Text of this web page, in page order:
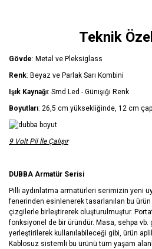
Teknik
Gövde: Metal ve Pleksiglass
Renk: Beyaz ve Parlak Sarı Kombini
Işık Kaynağı: Smd Led - Günışığı Renk
Boyutları: 26,5 cm yüksekliğinde, 12 cm
9 Volt Pil İle Çalışır
DUBBA Armatür Serisi
Pilli aydınlatma armatürleri serimizin yeni
fenerinden esinlenerek tasarlanılan bu ürün
çizgilerle birleştirerek oluşturulmuştur.
fonksiyonel de bir üründür. Masa, sehpa
yerleştirilerek kullanılabileceği gibi, ürün
Kablosuz sistemli bu ürünü tüm yaşam